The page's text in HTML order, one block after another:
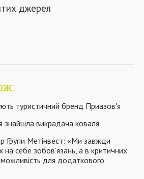
джерел
туристичний бренд Приазов'я
знайшла викрадача коваля
Групи Метінвест: «Ми завжди
на себе зобов'язань, а в критичних
для додаткового